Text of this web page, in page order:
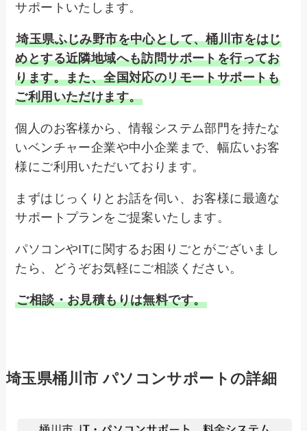
サポートいたします。
埼玉県ふじみ野市を中心として、桶川市をはじ
めとする近隣地域へも訪問サポートを行ってお
ります。また、全国対応のリモートサポートも
ご利用いただけます。
個人のお客様から、情報システム部門を持たな
いベンチャー企業や中小企業まで、幅広いお客
様にご利用いただいております。
まずはじっくりとお話を伺い、お客様に最適な
サポートプランをご提案いたします。
パソコンやITに関するお困りごとがございまし
たら、どうぞお気軽にご相談ください。
ご相談・お見積もりは無料です。
埼玉県桶川市 パソコンサポートの詳細